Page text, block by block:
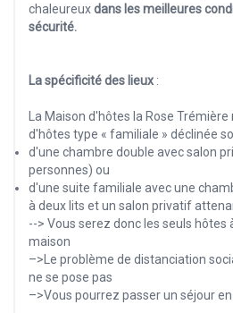
chaleureuxdans les meilleures
sécurité.
La spécificité des lieux :
La Maison d'hôtes la Rose
d'hôtes type « familiale » déclinée
d'une chambre double avec salon
personnes) ou
d'une suite familiale avec une
à deux lits et un salon privatif
--> ​​​​​​​​​​​​​​Vous serez donc les seuls hôtes
maison
–>Le problème de distanciation
ne se pose pas
–>Vous pourrez passer un séjour